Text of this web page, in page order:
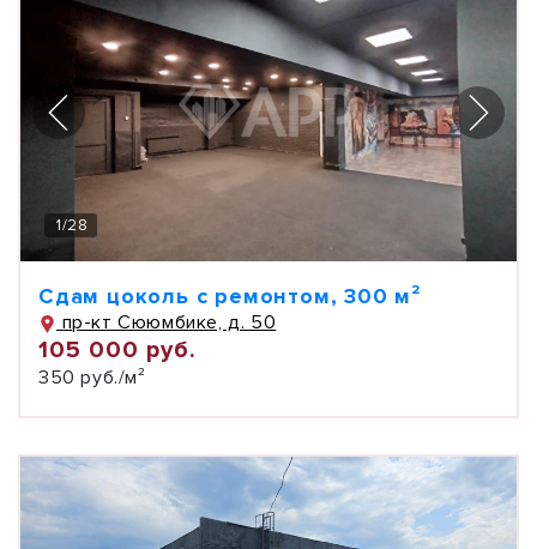
1/28
Сдам цоколь с ремонтом, 300 м²
пр-кт Сююмбике, д. 50
105 000 руб.
350 руб./м²